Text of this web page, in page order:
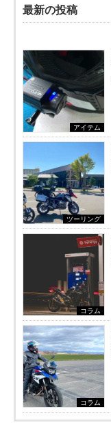
最新の投稿
アイテム
ツーリング
コラム
コラム